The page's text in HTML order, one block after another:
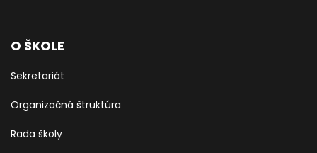
O ŠKOLE
Sekretariát
Organizačná štruktúra
Rada školy